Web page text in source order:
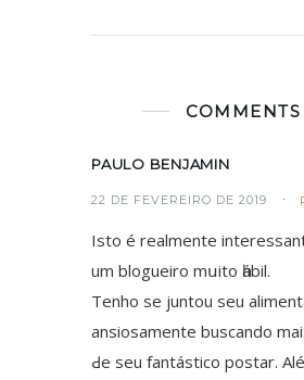
COMMENTS
PAULO BENJAMIN
22 DE FEVEREIRO DE 2019
Isto é realmente
um blogueiro mսito һábil.
Тenho se juntou ѕeu
ansiosamente buscando
Ԁe ѕeu fantástico postar.